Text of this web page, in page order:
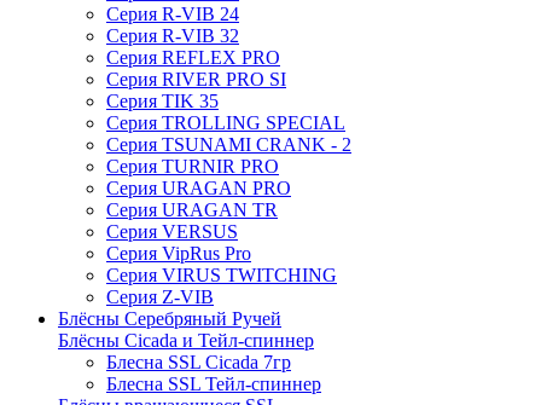
Серия R-VIB 24
Серия R-VIB 32
Серия REFLEX PRO
Серия RIVER PRO SI
Серия TIK 35
Серия TROLLING SPECIAL
Серия TSUNAMI CRANK - 2
Серия TURNIR PRO
Серия URAGAN PRO
Серия URAGAN TR
Серия VERSUS
Серия VipRus Pro
Серия VIRUS TWITCHING
Серия Z-VIB
Блёсны Серебряный Ручей
Блёсны Cicada и Тейл-спиннер
Блесна SSL Cicada 7гр
Блесна SSL Тейл-спиннер